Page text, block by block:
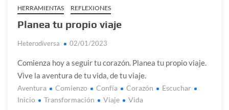
HERRAMIENTAS REFLEXIONES
Planea tu propio viaje
Heterodiversa 02/01/2023
Comienza hoy a seguir tu corazón. Planea tu propio viaje.
Vive la aventura de tu vida, de tu viaje.
Aventura Comienzo Confía Corazón
Escuchar
Inicio
Transformación Viaje Vida